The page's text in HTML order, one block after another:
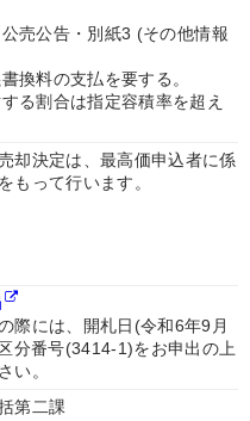
売公告・別紙3 (その他情報
換料の支払を要する。
る割合は指定容積率を超え
却決定は、最高価申込者に係
もって行います。
際には、開札日(令和6年9月
分番号(3414-1)をお申出の上
い。
第二課